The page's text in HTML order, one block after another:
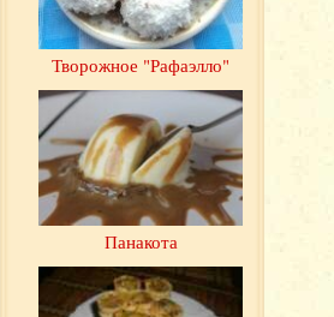
Творожное "Рафаэлло"
Панакота